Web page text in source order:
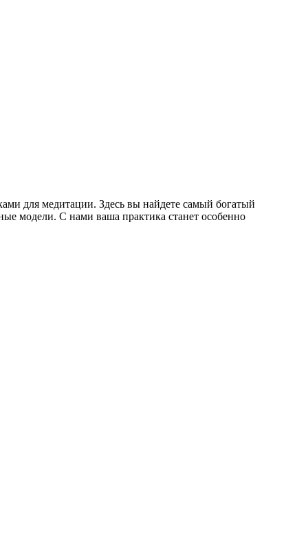
для медитации. Здесь вы найдете самый богатый
модели. С нами ваша практика станет особенно